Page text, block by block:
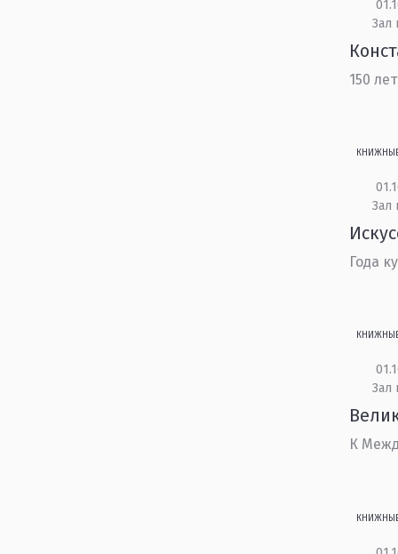
Зал
150
Зал
Года
Зал
К